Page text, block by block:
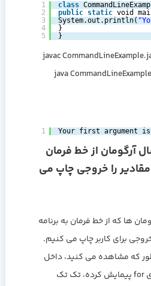
1
2
3
4
5
class
public static void
System.out.println(
}
}
1 Your first argument
آرگومان از خط فرمان
مقادیر را خروجی چاپ می
ها که از خط فرمان به برنامه
برای کاربر چاپ می کنیم.
که مشاهده می کنید، داخل
آرایه با استفاده از حلقه ی for پیمایش کرده، تک تک